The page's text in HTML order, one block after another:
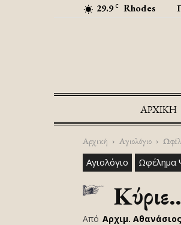
29.9 C Rhodes
ΑΡΧΙΚΉ
Αρχική Αγιολόγιο
Αγιολόγιο Ωφέλημα
Από Αρχιμ.